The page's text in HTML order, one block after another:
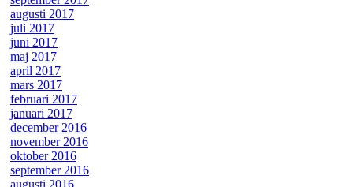
augusti 2017
juli 2017
juni 2017
maj 2017
april 2017
mars 2017
februari 2017
januari 2017
december 2016
november 2016
oktober 2016
september 2016
augusti 2016